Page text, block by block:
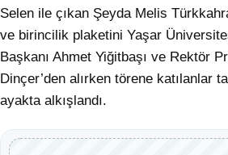
Selen ile çıkan Şeyda Melis
ve birincilik plaketini Yaşar
Başkanı Ahmet Yiğitbaşı ve Rektör
Dinçer’den alırken törene katılanlar
ayakta alkışlandı.